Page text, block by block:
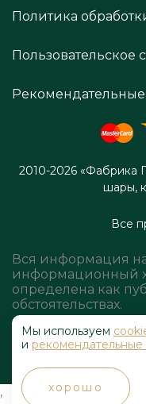
Политика
Пользовательское
Рекомендательные
2010-2026 «Фабрика
шары,
Все
Вся информация
информационный
определена как
обстоятельствах.
Мы используем
и рекомендательные
хорошо
,